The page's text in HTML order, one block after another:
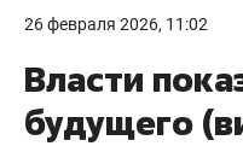
26 февраля 2026, 11:02
Власти
будущего